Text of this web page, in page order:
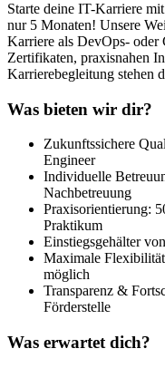
Starte deine IT-Karriere
nur 5 Monaten! Unsere
Karriere als DevOps- oder
Zertifikaten, praxisnahen
Karrierebegleitung stehen
Was bieten wir dir?
Zukunftssichere
Engineer
Individuelle
Nachbetreuung
Praxisorientierung:
Praktikum
Einstiegsgehälter
Maximale
möglich
Transparenz &
Förderstelle
Was erwartet dich?